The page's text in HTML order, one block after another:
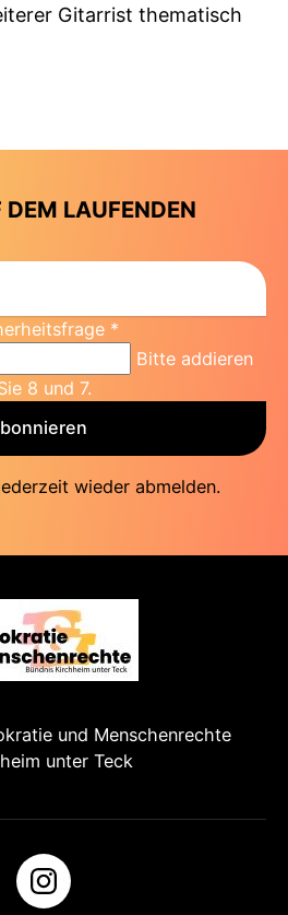
Gitarrist thematisch
DEM LAUFENDEN
*
Bitte addieren
8 und 7.
wieder abmelden.
und Menschenrechte
unter Teck